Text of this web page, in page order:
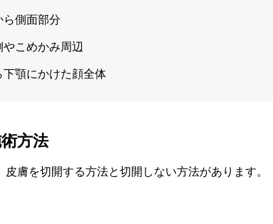
側面部分
こめかみ周辺
顎にかけた顔全体
方法
膚を切開する方法と切開しない方法があります。